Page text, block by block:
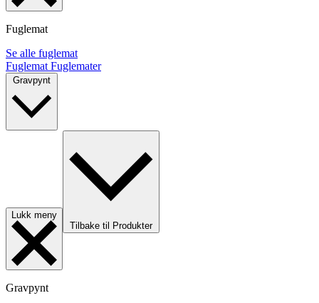
Fuglemat
Se alle fuglemat
Fuglemat Fuglemater
Lukk meny
Tilbake til Produkter
Gravpynt